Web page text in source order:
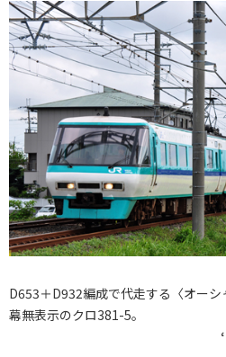
D653＋D932編成で代走する〈オー
幕無表示のクロ381-5。